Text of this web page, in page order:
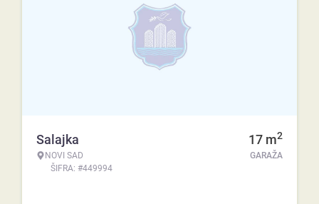
Salajka
NOVI SAD
ŠIFRA: #449994
17 m2
GARAŽA